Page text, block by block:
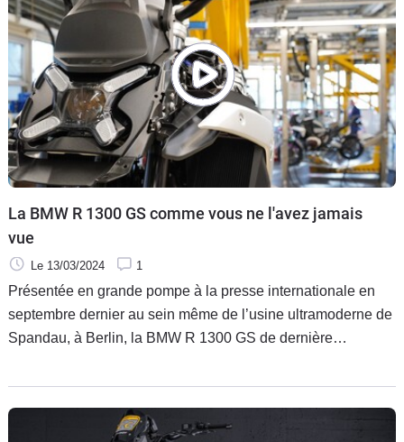
La BMW R 1300 GS comme vous ne l'avez jamais
vue
Le 13/03/2024 1
Présentée en grande pompe à la presse internationale en
septembre dernier au sein même de l’usine ultramoderne de
Spandau, à Berlin, la BMW R 1300 GS de dernière
allemand. Un best-seller dont on peut aujourd’hui découvrir
la production de A à Z.